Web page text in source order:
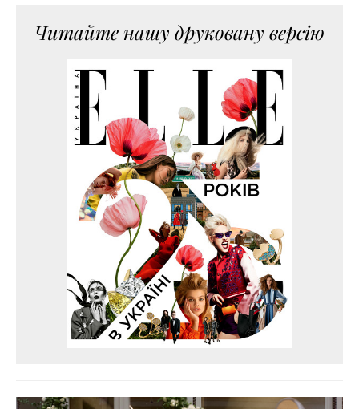
Читайте нашу друковану версію